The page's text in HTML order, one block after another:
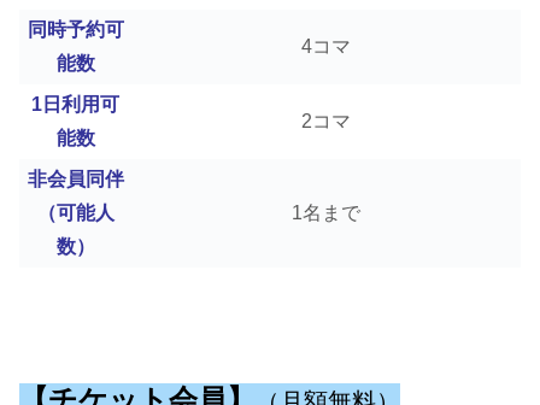
同時予約可
能数
4コマ
1日利用可
能数
2コマ
非会員同伴
（可能人
数）
1名まで